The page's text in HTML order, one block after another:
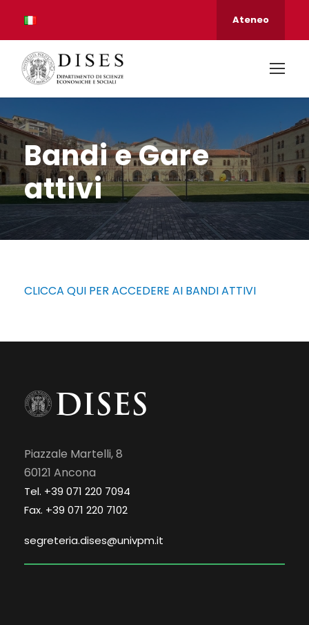
Ateneo
Bandi e Gare
attivi
CLICCA QUI PER ACCEDERE AI BANDI ATTIVI
Piazzale Martelli, 8
60121 Ancona
Tel. +39 071 220 7094
Fax. +39 071 220 7102
segreteria.dises@univpm.it